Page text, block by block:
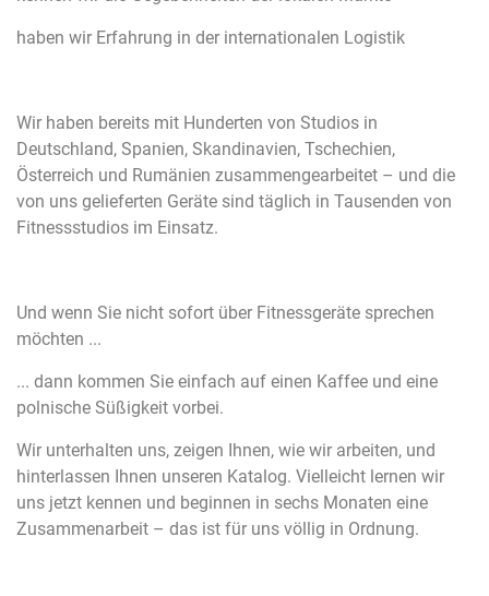
haben wir Erfahrung in der internationalen Logistik
Wir haben bereits mit Hunderten von Studios in
Deutschland, Spanien, Skandinavien, Tschechien,
Österreich und Rumänien zusammengearbeitet – und die
von uns gelieferten Geräte sind täglich in Tausenden von
Fitnessstudios im Einsatz.
Und wenn Sie nicht sofort über Fitnessgeräte sprechen
möchten ...
... dann kommen Sie einfach auf einen Kaffee und eine
polnische Süßigkeit vorbei.
Wir unterhalten uns, zeigen Ihnen, wie wir arbeiten, und
hinterlassen Ihnen unseren Katalog. Vielleicht lernen wir
uns jetzt kennen und beginnen in sechs Monaten eine
Zusammenarbeit – das ist für uns völlig in Ordnung.